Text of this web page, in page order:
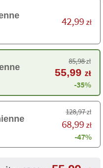
42,99 zł
85,98zł
55,99 zł
-35%
128,97zł
68,99 zł
-47%